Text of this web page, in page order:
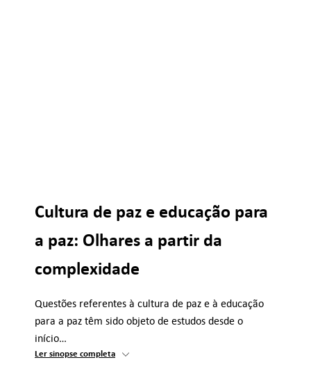
Cultura de paz e educação para
a paz: Olhares a partir da
complexidade
Questões referentes à cultura de paz e à educação
para a paz têm sido objeto de estudos desde o
início…
Ler sinopse completa